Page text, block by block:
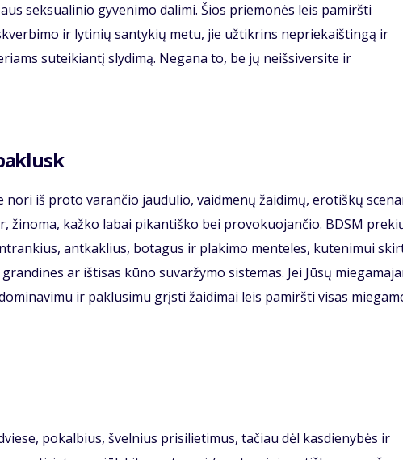
seksualinio gyvenimo dalimi. Šios priemonės leis pamiršti
ir lytinių santykių metu, jie užtikrins nepriekaištingą ir
suteikiantį slydimą. Negana to, be jų neišsiversite ir
iš proto varančio jaudulio, vaidmenų žaidimų, erotiškų
žinoma, kažko labai pikantiško bei provokuojančio. BDSM
antkaklius, botagus ir plakimo menteles, kutenimui
ar ištisas kūno suvaržymo sistemas. Jei Jūsų
ir paklusimu grįsti žaidimai leis pamiršti visas
pokalbius, švelnius prisilietimus, tačiau dėl kasdienybės ir